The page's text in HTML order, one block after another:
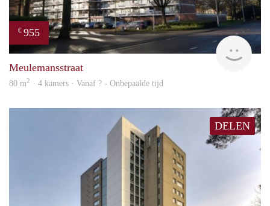
€ 955
rent
Meulemansstraat
80 m2 · 4 kamers · Vanaf ? - Onbepaalde tijd
DELEN